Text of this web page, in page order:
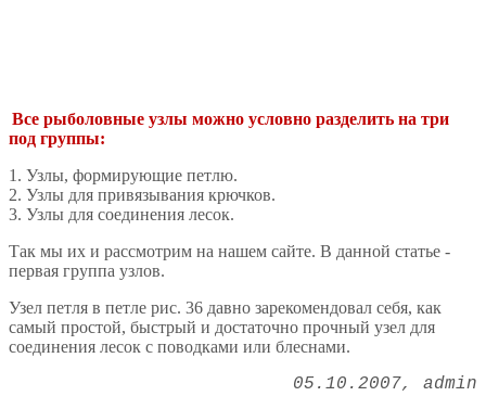
Все рыболовные узлы можно условно разделить на три
под­ группы:
1. Узлы, формирующие петлю.
2. Узлы для привязывания крючков.
3. Узлы для соединения лесок.
Так мы их и рассмотрим на нашем сайте. В данной статье -
первая группа узлов.
Узел петля в петле рис. 36 давно зарекомендовал себя, как
самый простой, быстрый и достаточно прочный узел для
соединения лесок с поводками или блеснами.
05.10.2007 admin